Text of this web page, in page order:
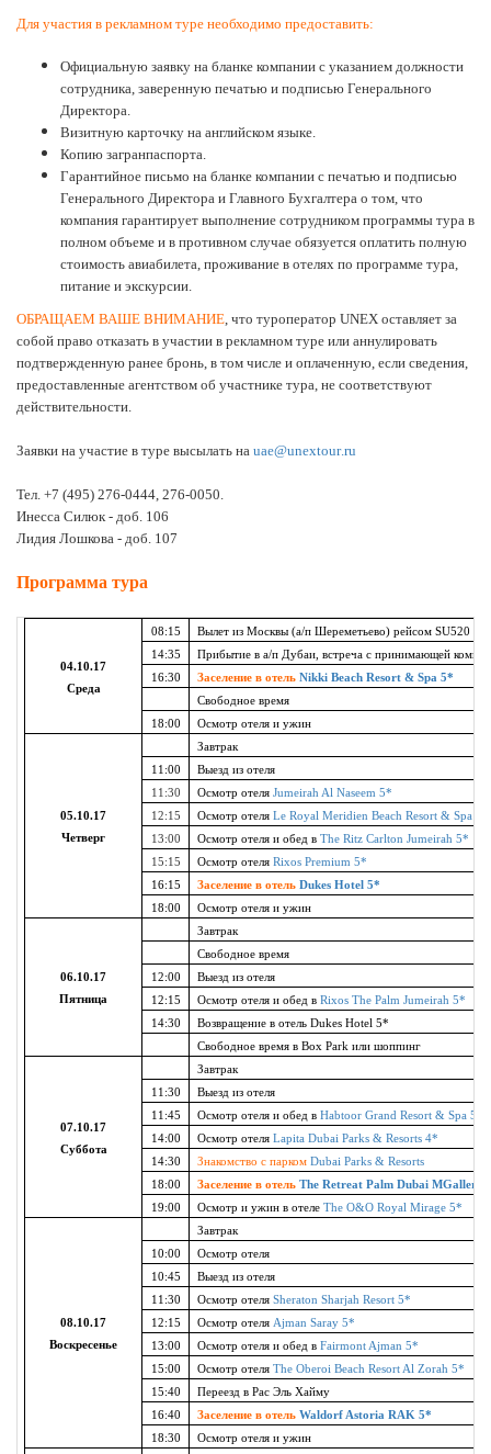
Для участия в рекламном туре необходимо предоставить:
Официальную заявку на бланке компании с указанием должности
сотрудника, заверенную печатью и подписью Генерального
Директора.
Визитную карточку на английском языке.
Копию загранпаспорта.
Гарантийное письмо на бланке компании с печатью и подписью
Генерального Директора и Главного Бухгалтера о том, что
компания гарантирует выполнение сотрудником программы тура в
полном объеме и в противном случае обязуется оплатить полную
стоимость авиабилета, проживание в отелях по программе тура,
питание и экскурсии.
ОБРАЩАЕМ ВАШЕ ВНИМАНИЕ, что туроператор UNEX оставляет за
собой право отказать в участии в рекламном туре или аннулировать
подтвержденную ранее бронь, в том числе и оплаченную, если сведения,
предоставленные агентством об участнике тура, не соответствуют
действительности.
Заявки на участие в туре высылать на uae@unextour.ru
Тел. +7 (495) 276-0444, 276-0050.
Инесса Силюк - доб. 106
Лидия Лошкова - доб. 107
Программа тура
04.10.17
Среда
08:15
Вылет из Москвы (а/п Шереметьево) рейсом SU520
14:35
Прибытие в а/п Дубаи, встреча с принимающей
16:30
Заселение в отельNikki Beach Resort & Spa 5*
Свободное время
18:00
Осмотр отеля и ужин
05.10.17
Четверг
Завтрак
11:00
Выезд из отеля
11:30
Осмотр отеляJumeirah Al Naseem 5*
12:15
Осмотр отеля Le Royal Meridien Beach Resort & Spa 5*
13:00
Осмотр отеля и обед вThe Ritz Carlton Jumeirah 5*
15:15
Осмотр отеляRixos Premium 5*
16:15
Заселение в отельDukes Hotel 5*
18:00
Осмотр отеля и ужин
06.10.17
Пятница
Завтрак
Свободное время
12:00
Выезд из отеля
12:15
Осмотр отеля и обед вRixos The Palm Jumeirah 5*
14:30
Возвращение в отель Dukes Hotel 5*
Свободное время в Box Park или шоппинг
07.10.17
Суббота
Завтрак
11:30
Выезд из отеля
11:45
Осмотр отеля и обед вHabtoor Grand Resort & Spa 5*
14:00
Осмотр отеляLapita Dubai Parks & Resorts 4*
14:30
Знакомство с паркомDubai Parks & Resorts
18:00
Заселение в отель The Retreat Palm Dubai MGallery
19:00
Осмотр и ужин в отелеThe O&O Royal Mirage 5*
08.10.17
Воскресенье
Завтрак
10:00
Осмотр отеля
10:45
Выезд из отеля
11:30
Осмотр отеля Sheraton Sharjah Resort 5*
12:15
Осмотр отеля Ajman Saray 5*
13:00
Осмотр отеля и обед вFairmont Ajman 5*
15:00
Осмотр отеля The Oberoi Beach Resort Al Zorah 5*
15:40
Переезд в Рас Эль Хайму
16:40
Заселение в отельWaldorf Astoria RAK 5*
18:30
Осмотр отеля и ужин